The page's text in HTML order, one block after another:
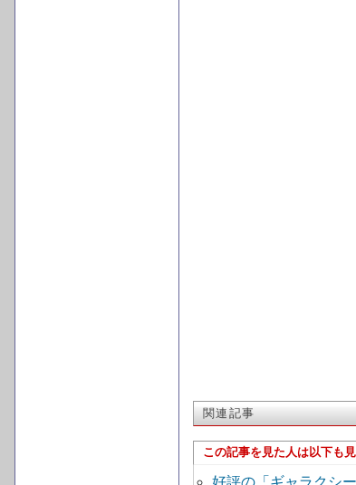
関連記事
この記事を見た人は以下も
好評の「ギャラク